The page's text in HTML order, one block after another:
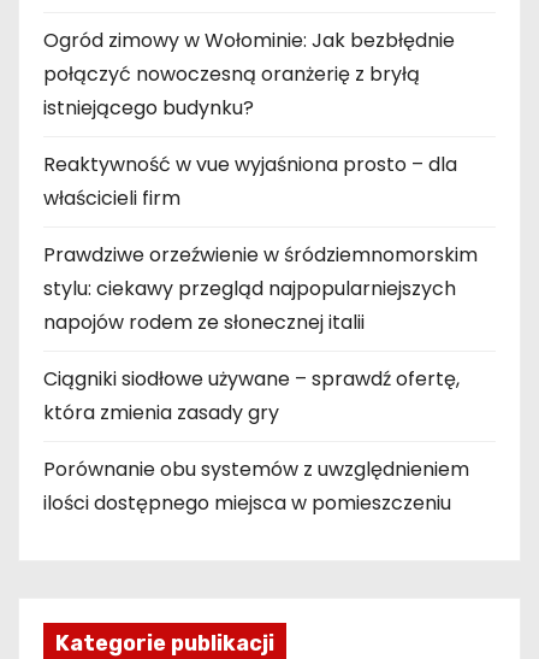
Ogród zimowy w Wołominie: Jak bezbłędnie
połączyć nowoczesną oranżerię z bryłą
istniejącego budynku?
Reaktywność w vue wyjaśniona prosto – dla
właścicieli firm
Prawdziwe orzeźwienie w śródziemnomorskim
stylu: ciekawy przegląd najpopularniejszych
napojów rodem ze słonecznej italii
Ciągniki siodłowe używane – sprawdź ofertę,
która zmienia zasady gry
Porównanie obu systemów z uwzględnieniem
ilości dostępnego miejsca w pomieszczeniu
Kategorie publikacji